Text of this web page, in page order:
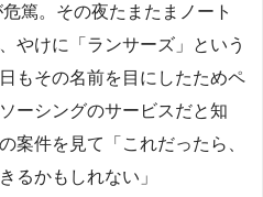
篤。その夜たまたまノート
やけに「ランサーズ」という
もその名前を目にしたためペ
ーシングのサービスだと知
案件を見て「これだったら、
るかもしれない」